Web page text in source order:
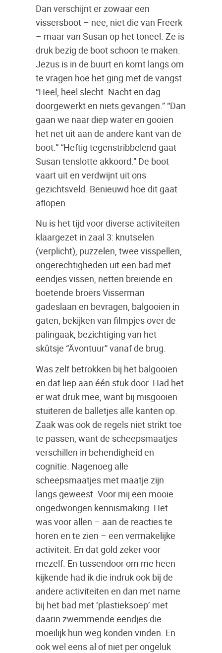
Dan verschijnt er zowaar een
vissersboot – nee, niet die van Freerk
– maar van Susan op het toneel. Ze is
druk bezig de boot schoon te maken.
Jezus is in de buurt en komt langs om
te vragen hoe het ging met de vangst.
“Heel, heel slecht. Nacht en dag
doorgewerkt en niets gevangen.” “Dan
gaan we naar diep water en gooien
het net uit aan de andere kant van de
boot.” “Heftig tegenstribbelend gaat
Susan tenslotte akkoord.” De boot
vaart uit en verdwijnt uit ons
gezichtsveld. Benieuwd hoe dit gaat
aflopen …………..
Nu is het tijd voor diverse activiteiten
klaargezet in zaal 3: knutselen
(verplicht), puzzelen, twee visspellen,
ongerechtigheden uit een bad met
eendjes vissen, netten breiende en
boetende broers Visserman
gadeslaan en bevragen, balgooien in
gaten, bekijken van filmpjes over de
palingaak, bezichtiging van het
skûtsje “Ävontuur” vanaf de brug.
Was zelf betrokken bij het balgooien
en dat liep aan één stuk door. Had het
er wat druk mee, want bij misgooien
stuiteren de balletjes alle kanten op.
Zaak was ook de regels niet strikt toe
te passen, want de scheepsmaatjes
verschillen in behendigheid en
cognitie. Nagenoeg alle
scheepsmaatjes met maatje zijn
langs geweest. Voor mij een mooie
ongedwongen kennismaking. Het
was voor allen – aan de reacties te
horen en te zien – een vermakelijke
activiteit. En dat gold zeker voor
mezelf. En tussendoor om me heen
kijkende had ik die indruk ook bij de
andere activiteiten en dan met name
bij het bad met ‘plastieksoep’ met
daarin zwemmende eendjes die
moeilijk hun weg konden vinden. En
ook wel eens al of niet per ongeluk